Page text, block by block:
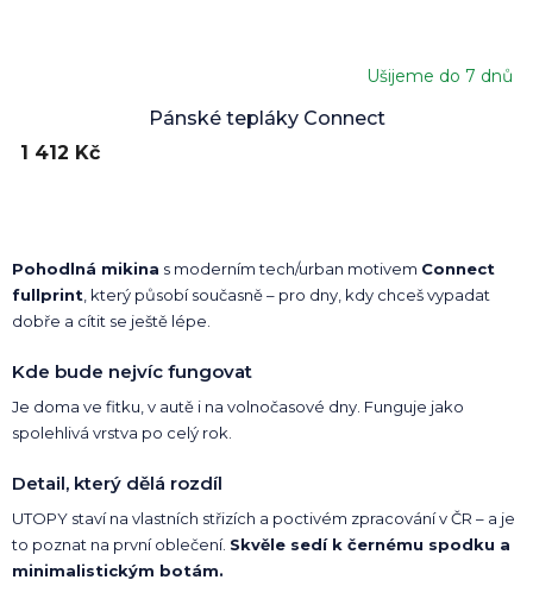
Pánské tepláky Connect
je
Ušijeme do 7 dnů
1 412 Kč
Pohodlná mikina s moderním tech/urban motivem Connect
fullprint , který působí současně – pro dny, kdy chceš vypadat
dobře a cítit se ještě lépe.
Kde bude nejvíc fungovat
Je doma ve fitku, v autě i na volnočasové dny. Funguje jako
spolehlivá vrstva po celý rok.
Detail, který dělá rozdíl
UTOPY staví na vlastních střizích a poctivém zpracování v ČR – a je
to poznat na první oblečení. Skvěle sedí k černému spodku a
minimalistickým botám.